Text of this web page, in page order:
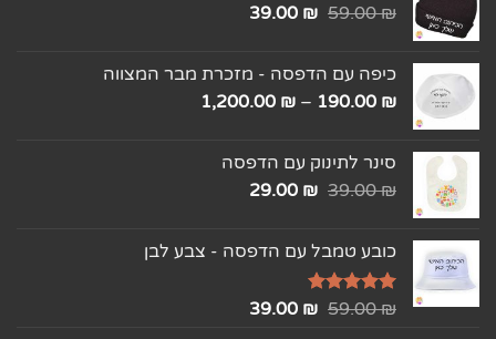
59.00₪
39.00 ₪
כיפה עם הדפסה - מזכרת מבר המצווה
190.00 ₪
–
1,200.00 ₪
סינר לתינוק עם הדפסה
39.00₪
29.00 ₪
כובע טמבל עם הדפסה - צבע לבן
דורג5.00
59.00₪
39.00 ₪